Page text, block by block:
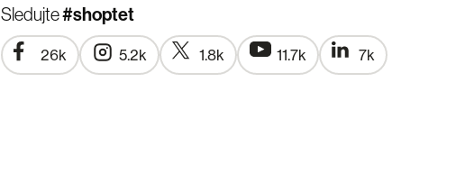
Sledujte#shoptet
26k 5.2k 1.8k 11.7k 7k